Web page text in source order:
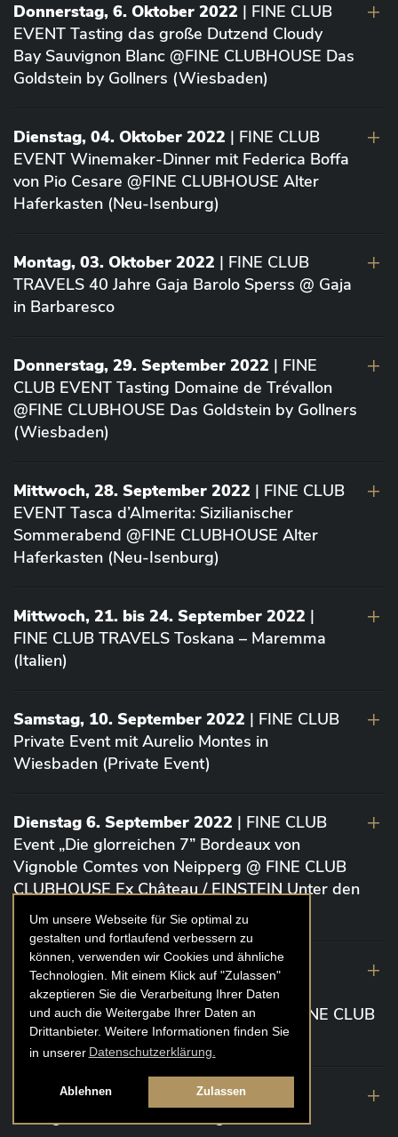
Um unsere Webseite für Sie optimal zu
gestalten und fortlaufend verbessern zu
können, verwenden wir Cookies und ähnliche
Technologien. Mit einem Klick auf "Zulassen"
akzeptieren Sie die Verarbeitung Ihrer Daten
und auch die Weitergabe Ihrer Daten an
Drittanbieter. Weitere Informationen finden Sie
in unserer Datenschutzerklärung.
Ablehnen Zulassen
Donnerstag, 6. Oktober 2022 | FINE CLUB
EVENT Tasting das große Dutzend Cloudy
Bay Sauvignon Blanc @FINE CLUBHOUSE Das
Goldstein by Gollners (Wiesbaden)
Dienstag, 04. Oktober 2022 | FINE CLUB
EVENT Winemaker-Dinner mit Federica Boffa
von Pio Cesare @FINE CLUBHOUSE Alter
Haferkasten (Neu-Isenburg)
Montag, 03. Oktober 2022 | FINE CLUB
TRAVELS 40 Jahre Gaja Barolo Sperss @ Gaja
in Barbaresco
Donnerstag, 29. September 2022 | FINE
CLUB EVENT Tasting Domaine de Trévallon
@FINE CLUBHOUSE Das Goldstein by Gollners
(Wiesbaden)
Mittwoch, 28. September 2022 | FINE CLUB
EVENT Tasca d’Almerita: Sizilianischer
Sommerabend @FINE CLUBHOUSE Alter
Haferkasten (Neu-Isenburg)
Mittwoch, 21. bis 24. September 2022 |
FINE CLUB TRAVELS Toskana – Maremma
(Italien)
Samstag, 10. September 2022 | FINE CLUB
Private Event mit Aurelio Montes in
Wiesbaden (Private Event)
Dienstag 6. September 2022 | FINE CLUB
Event „Die glorreichen 7” Bordeaux von
Vignoble Comtes von Neipperg @ FINE CLUB
CLUBHOUSE Ex Château / EINSTEIN Unter den
Linden (Berlin)
19. August 2022| FINE CLUB Academy
Caviar „Die glorreichen 7“ Riesling Große
Gewächse von der Mosel aus 2020 @ FINE CLUB
Clubhouse Prunier Cologne (Köln)
29. Juli 2022
| Weinbergwanderung
Weingüter Geheimrat J. Wegeler